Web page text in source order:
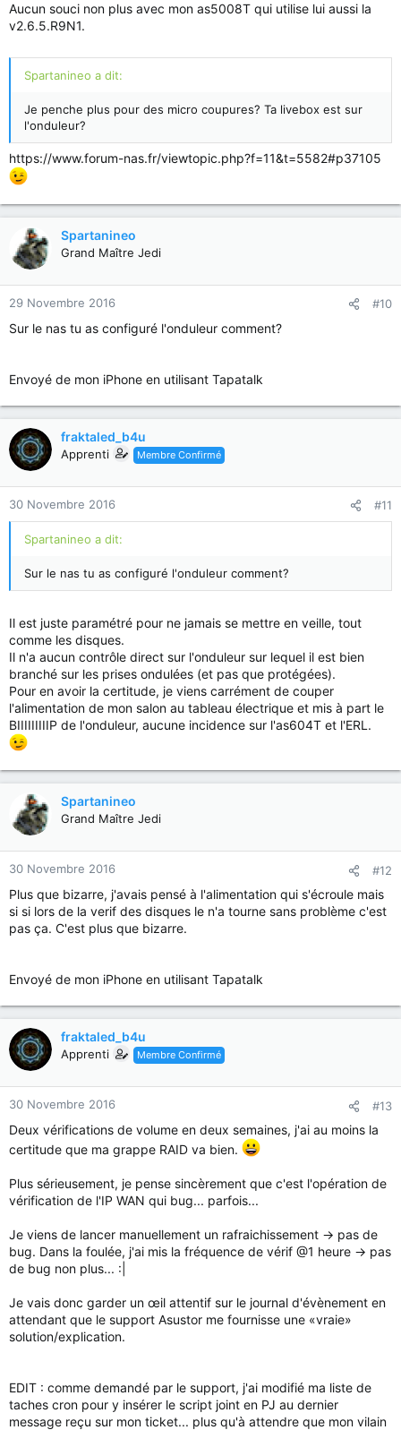
Aucun souci non plus avec mon as5008T qui utilise lui aussi la
v2.6.5.R9N1.
Spartanineo a dit:
Je penche plus pour des micro coupures? Ta livebox est sur
l'onduleur?
https://www.forum-nas.fr/viewtopic.php?f=11&t=5582#p37105
Spartanineo
Grand Maître Jedi
29 Novembre 2016 #10
Sur le nas tu as configuré l'onduleur comment?
Envoyé de mon iPhone en utilisant Tapatalk
fraktaled_b4u
Apprenti Membre Confirmé
30 Novembre 2016 #11
Spartanineo a dit:
Sur le nas tu as configuré l'onduleur comment?
Il est juste paramétré pour ne jamais se mettre en veille, tout
comme les disques.
Il n'a aucun contrôle direct sur l'onduleur sur lequel il est bien
branché sur les prises ondulées (et pas que protégées).
Pour en avoir la certitude, je viens carrément de couper
l'alimentation de mon salon au tableau électrique et mis à part le
BIIIIIIIIIP de l'onduleur, aucune incidence sur l'as604T et l'ERL.
Spartanineo
Grand Maître Jedi
30 Novembre 2016 #12
Plus que bizarre, j'avais pensé à l'alimentation qui s'écroule mais
si si lors de la verif des disques le n'a tourne sans problème c'est
pas ça. C'est plus que bizarre.
Envoyé de mon iPhone en utilisant Tapatalk
fraktaled_b4u
Apprenti Membre Confirmé
30 Novembre 2016 #13
Deux vérifications de volume en deux semaines, j'ai au moins la
certitude que ma grappe RAID va bien.
Plus sérieusement, je pense sincèrement que c'est l'opération de
vérification de l'IP WAN qui bug... parfois...
Je viens de lancer manuellement un rafraichissement → pas de
bug. Dans la foulée, j'ai mis la fréquence de vérif @1 heure → pas
de bug non plus... :|
Je vais donc garder un œil attentif sur le journal d'évènement en
attendant que le support Asustor me fournisse une «vraie»
solution/explication.
EDIT : comme demandé par le support, j'ai modifié ma liste de
taches cron pour y insérer le script joint en PJ au dernier
message reçu sur mon ticket... plus qu'à attendre que mon vilain